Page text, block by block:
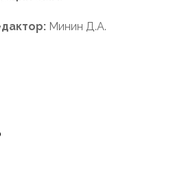
Минин Д.А.